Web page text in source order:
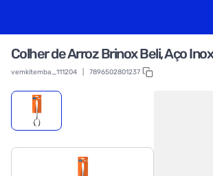
Colher de Arroz Brinox Beli, Aço Inox
vemkitemba_111204 7896502801237